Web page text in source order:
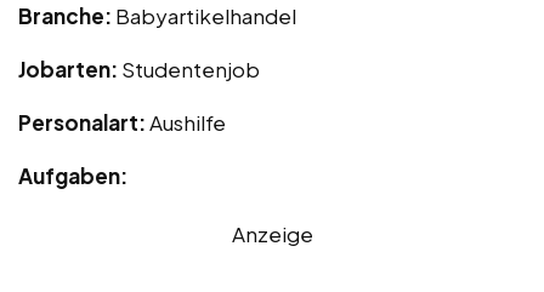
Branche: Babyartikelhandel
Jobarten: Studentenjob
Personalart:Aushilfe
Aufgaben:
Anzeige